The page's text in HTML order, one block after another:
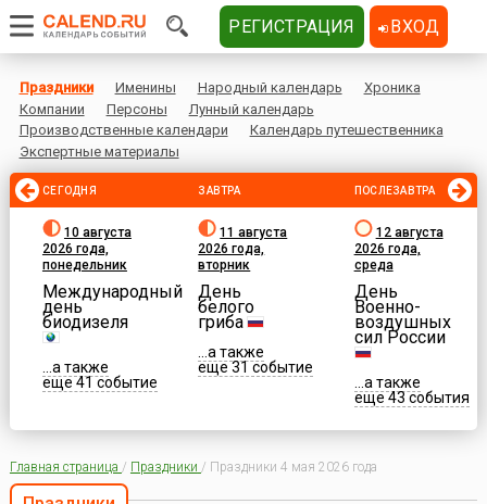
Праздники Именины Народный календарь
Хроника
Компании
Персоны
Лунный календарь
Производственные календари
Календарь путешественника
Экспертные материалы
СЕГОДНЯ
10 августа
2026 года,
понедельник
Международный
день
биодизеля
...а также
еще 41 событие
ЗАВТРА
11 августа
2026 года,
вторник
День
белого
гриба
...а также
еще 31 событие
ПОСЛЕЗАВТРА
12 августа
2026 года,
среда
День
Военно-
воздушных
сил России
...а также
еще 43 события
Главная страница / Праздники / Праздники 4 мая 2026 года
РЕГИСТРАЦИЯ ВХОД